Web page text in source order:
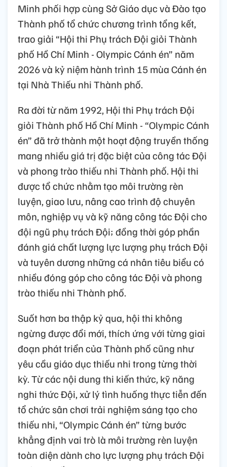
Minh phối hợp cùng Sở Giáo dục và Đào tạo
Thành phố tổ chức chương trình tổng kết,
trao giải “Hội thi Phụ trách Đội giỏi Thành
phố Hồ Chí Minh - Olympic Cánh én” năm
2026 và kỷ niệm hành trình 15 mùa Cánh én
tại Nhà Thiếu nhi Thành phố.
Ra đời từ năm 1992, Hội thi Phụ trách Đội
giỏi Thành phố Hồ Chí Minh - “Olympic Cánh
én” đã trở thành một hoạt động truyền thống
mang nhiều giá trị đặc biệt của công tác Đội
và phong trào thiếu nhi Thành phố. Hội thi
được tổ chức nhằm tạo môi trường rèn
luyện, giao lưu, nâng cao trình độ chuyên
môn, nghiệp vụ và kỹ năng công tác Đội cho
đội ngũ phụ trách Đội; đồng thời góp phần
đánh giá chất lượng lực lượng phụ trách Đội
và tuyên dương những cá nhân tiêu biểu có
nhiều đóng góp cho công tác Đội và phong
trào thiếu nhi Thành phố.
Suốt hơn ba thập kỷ qua, hội thi không
ngừng được đổi mới, thích ứng với từng giai
đoạn phát triển của Thành phố cũng như
yêu cầu giáo dục thiếu nhi trong từng thời
kỳ. Từ các nội dung thi kiến thức, kỹ năng
nghi thức Đội, xử lý tình huống thực tiễn đến
tổ chức sân chơi trải nghiệm sáng tạo cho
thiếu nhi, “Olympic Cánh én” từng bước
khẳng định vai trò là môi trường rèn luyện
toàn diện dành cho lực lượng phụ trách Đội